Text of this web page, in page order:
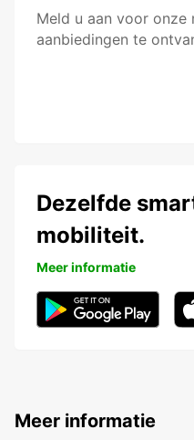
Meld u aan voor
aanbiedingen te
Dezelfde
mobiliteit.
Meer informatie
Meer informatie